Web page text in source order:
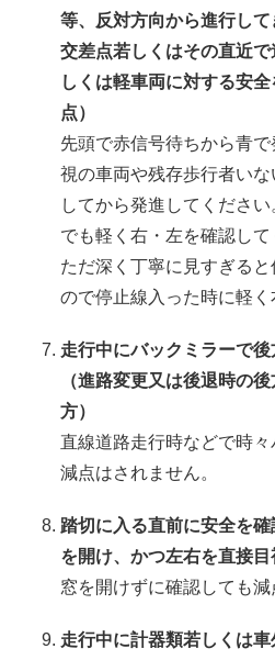
等、反対方向から進行し
交差点若しくはその直近
しくは軽車両に対する安
点）
先頭で赤信号待ちから青
視の車両や残存歩行者い
してから発進してくださ
でも軽く右・左を確認して
ただ深く丁寧に見すぎる
ので停止線入った時に軽く
走行中にバックミラーで
（進路変更又は後退時の
方）
直線道路走行時などで時
減点はされません。
踏切に入る直前に安全を
を開け、かつ左右を直接目
窓を開けずに確認しても減
走行中に計器類若しくは